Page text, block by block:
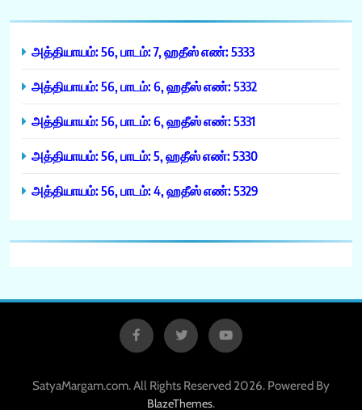
அத்தியாயம்: 56, பாடம்: 7, ஹதீஸ் எண்: 5333
அத்தியாயம்: 56, பாடம்: 6, ஹதீஸ் எண்: 5332
அத்தியாயம்: 56, பாடம்: 6, ஹதீஸ் எண்: 5331
அத்தியாயம்: 56, பாடம்: 5, ஹதீஸ் எண்: 5330
அத்தியாயம்: 56, பாடம்: 4, ஹதீஸ் எண்: 5329
SatyaMargam.com. All Rights Reserved 2026. Powered By
BlazeThemes.